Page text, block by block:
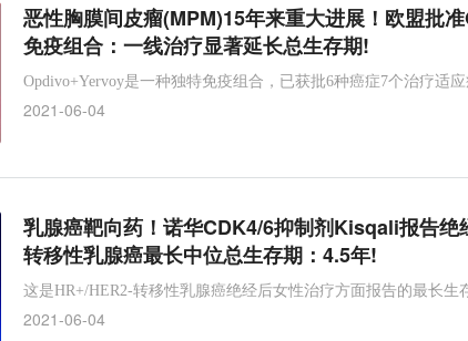
恶性胸膜间皮瘤(MPM)15年来重大进展！欧盟批
免疫组合：一线治疗显著延长总生存期!
Opdivo+Yervoy是一种独特免疫组合，已获批6种癌症7个治疗适应
2021-06-04
乳腺癌靶向药！诺华CDK4/6抑制剂Kisqali报告绝
转移性乳腺癌最长中位总生存期：4.5年!
这是HR+/HER2-转移性乳腺癌绝经后女性治疗方面报告的最长生
2021-06-04